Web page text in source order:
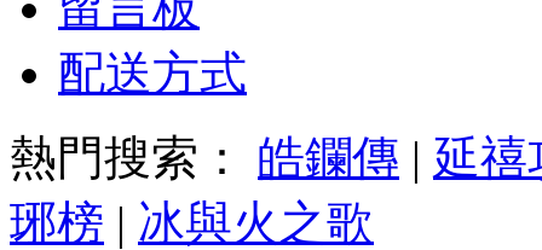
配送方式
熱門搜索： 皓鑭傳 | 延禧
琊榜 | 冰與火之歌